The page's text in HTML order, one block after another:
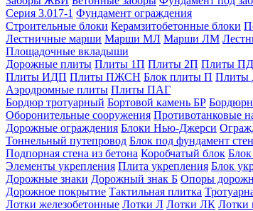
Серия 3.017-1 Фундамент ограждения
Строительные блоки Керамзитобетонные блоки
Лестничные марши Марши МЛ Марши ЛМ
Площадочные вкладыши
Дорожные плиты Плиты 1П Плиты 2П Плиты ПД
Плиты ИДП Плиты ПЖСН Блок плиты П Плиты
Аэродромные плиты Плиты ПАГ
Бордюр тротуарный Бортовой камень БР
Оборонительные сооружения Противотанковые
Дорожные ограждения Блоки Нью-Джерси
Тоннельный путепровод Блок под фундамент стен
Подпорная стена из бетона Коробчатый блок
Элементы укрепления Плита укрепления Блок
Дорожные знаки Дорожный знак Б Опоры
Дорожное покрытие Тактильная плитка
Лотки железобетонные Лотки Л Лотки ЛК Лотки